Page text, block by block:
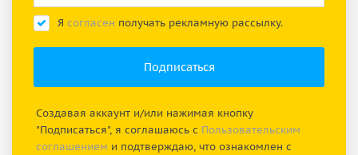
Я согласен получать рекламную рассылку.
Создавая аккаунт и/или нажимая кнопку
"Подписаться", я соглашаюсь с Пользовательским
соглашением и подтверждаю, что ознакомлен с